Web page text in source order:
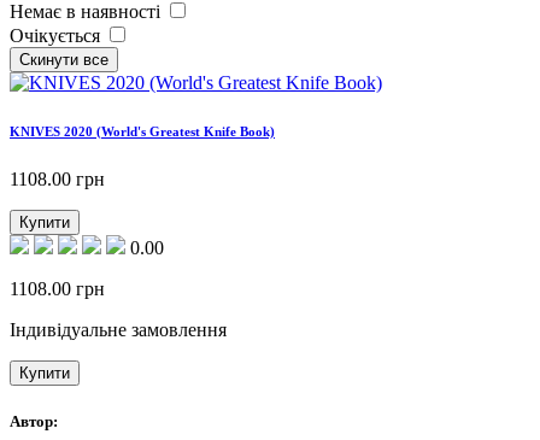
Немає в наявності
Очікується
KNIVES 2020 (World's Greatest Knife Book)
1108.00 грн
Купити
0.00
1108.00 грн
Індивідуальне замовлення
Купити
Автор: